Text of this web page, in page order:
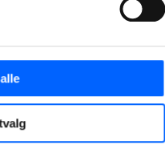
De siste store salvene er nå avfyrt i tunnelen, og med det er den mest støyende fasen av tunnelbyggingen på E136 Breivika–Lerstad unnagjort.
miljøsertifisering på